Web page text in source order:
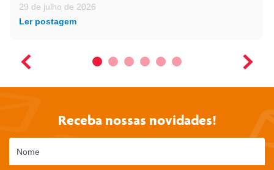
indústria eletroeletrônica no país
29 de julho de 2026
Ler postagem
Receba nossas novidades!